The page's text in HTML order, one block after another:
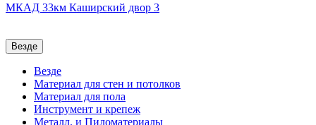
МКАД 33км Каширский двор 3
Везде
Везде
Материал для стен и потолков
Материал для пола
Инструмент и крепеж
Металл. и Пиломатериалы